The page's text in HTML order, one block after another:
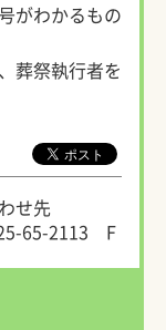
がわかるもの
葬祭執行者を
せ先
65-2113
F